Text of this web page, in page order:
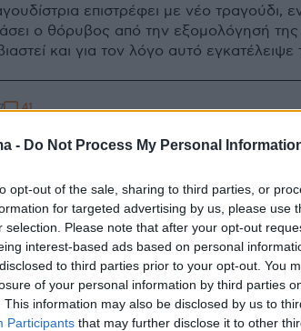
- Do Not Process My Personal
opt-out of the sale, sharing to third parties, or
for targeted advertising by us, please use
selection. Please note that after your opt-out
interest-based ads based on personal
to third parties prior to your opt-out. You
of your personal information by third parties
This information may also be disclosed by us to
Participants that may further disclose it to other
επιστρέφει με νέο τραγούδι,
ο θόρυβος από την εξομολόγησή της
και για τον λόγο αυτό εγκατέλειψε
περιγράφει τον εφιάλτη
και με βίασαν
κείμενο από την ποπ τραγουδίστρια
περασμένο Φλεβάρη ότι έπεσε θύμα
πριν χρόνια - Τα γενέθλια που
στο εξωτερικό και ο τρόμος στα
41